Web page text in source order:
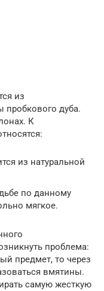
из
пробкового дуба.
К
из натуральной
по данному
мягкое.
проблема:
предмет, то через
вмятины.
самую жесткую